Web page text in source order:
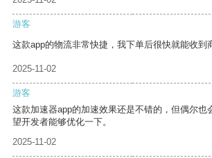
游客
这款app的物流非常快捷，我下单后很快就能收到
2025-11-02
游客
这款加速器app的加速效果还是不错的，但偶尔也
望开发者能够优化一下。
2025-11-02